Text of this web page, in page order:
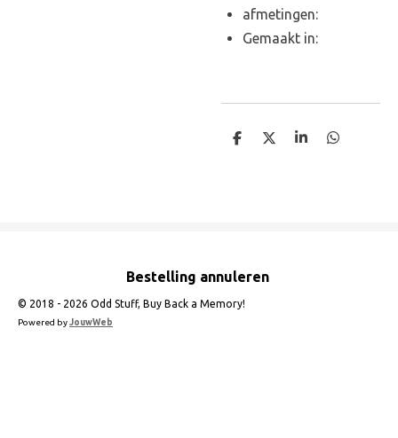
afmetingen:
Gemaakt in:
D
D
S
D
Bestelling annuleren
© 2018 - 2026 Odd Stuff, Buy Back a Memory!
Powered byJouwWeb